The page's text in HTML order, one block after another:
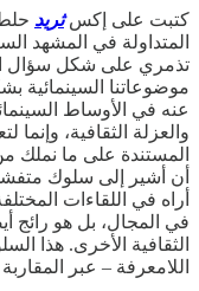
كتبت على إكسثريد
المتداولة في المشهد
تذمري على شكل سؤال
موضوعاتنا السينمائية
عنه في الأوساط
والعزلة الثقافية، وإنما
المستندة على ما نملك
أن أشير إلى سلوك
أراه في اللقاءات
في المجال، بل هو رائج
الثقافية الأخرى. هذا
اللامعرفة – عبر المقاربة Analogy.